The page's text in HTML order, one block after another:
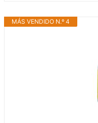
MÁS VENDIDO N.º 4